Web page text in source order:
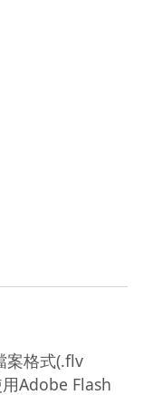
案格式(.flv
Adobe Flash